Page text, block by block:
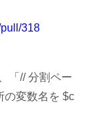
318
「// 分割ペー
の変数名を $c